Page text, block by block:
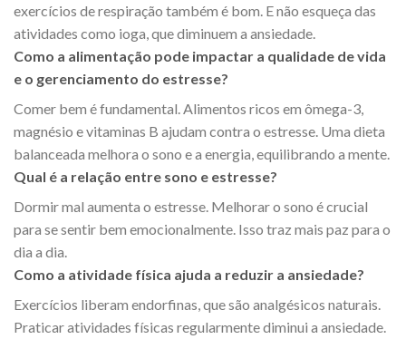
exercícios de respiração também é bom. E não esqueça das
atividades como ioga, que diminuem a ansiedade.
Como a alimentação pode impactar a qualidade de vida
e o gerenciamento do estresse?
Comer bem é fundamental. Alimentos ricos em ômega-3,
magnésio e vitaminas B ajudam contra o estresse. Uma dieta
balanceada melhora o sono e a energia, equilibrando a mente.
Qual é a relação entre sono e estresse?
Dormir mal aumenta o estresse. Melhorar o sono é crucial
para se sentir bem emocionalmente. Isso traz mais paz para o
dia a dia.
Como a atividade física ajuda a reduzir a ansiedade?
Exercícios liberam endorfinas, que são analgésicos naturais.
Praticar atividades físicas regularmente diminui a ansiedade.